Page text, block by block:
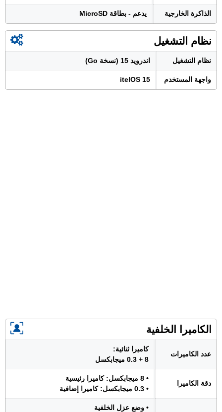
الذاكرة الخارجية يدعم - بطاقة MicroSD
نظام التشغيل
نظام التشغيل اندرويد 15 (نسخة Go)
واجهة المستخدم itelOS 15
الكاميرا الخلفية
عدد الكاميرات
كاميرا ثنائية:
8 + 0.3 ميجابكسل
دقة الكاميرا
• 8 ميجابكسل: كاميرا رئيسية
• 0.3 ميجابكسل: كاميرا إضافية
• وضع عزل الخلفية